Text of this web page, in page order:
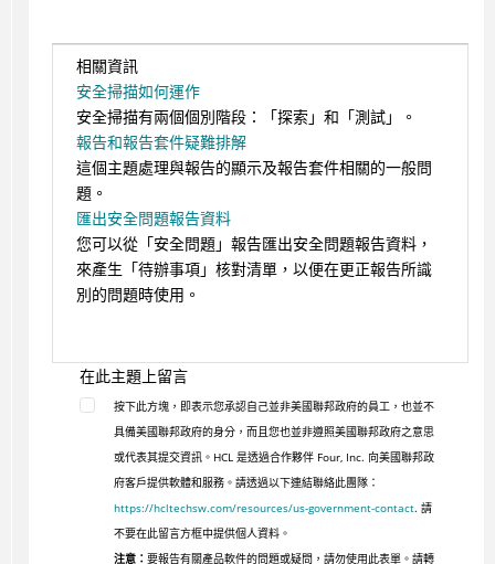
相關資訊
安全掃描如何運作
安全掃描有兩個個別階段：「探索」和「測試」。
報告和報告套件疑難排解
這個主題處理與報告的顯示及報告套件相關的一般問
題。
匯出安全問題報告資料
您可以從「安全問題」報告匯出安全問題報告資料，
來產生「待辦事項」核對清單，以便在更正報告所識
別的問題時使用。
在此主題上留言
按下此方塊，即表示您承認自己並非美國聯邦政府的員工，也並不
具備美國聯邦政府的身分，而且您也並非遵照美國聯邦政府之意思
或代表其提交資訊。HCL 是透過合作夥伴 Four, Inc. 向美國聯邦政
府客戶提供軟體和服務。請透過以下連結聯絡此團隊：
https://hcltechsw.com/resources/us-government-contact. 請
不要在此留言方框中提供個人資料。
注意： 要報告有關產品軟件的問題或疑問，請勿使用此表單。請轉